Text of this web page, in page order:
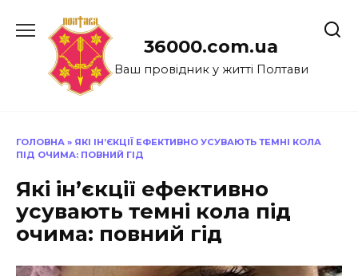
до
36000.com.ua
Ваш провідник у житті Полтави
ГОЛОВНА » ЯКІ ІН’ЄКЦІЇ ЕФЕКТИВНО УСУВАЮТЬ ТЕМНІ КОЛА
ПІД ОЧИМА: ПОВНИЙ ГІД
Які ін’єкції ефективно
усувають темні кола під
очима: повний гід